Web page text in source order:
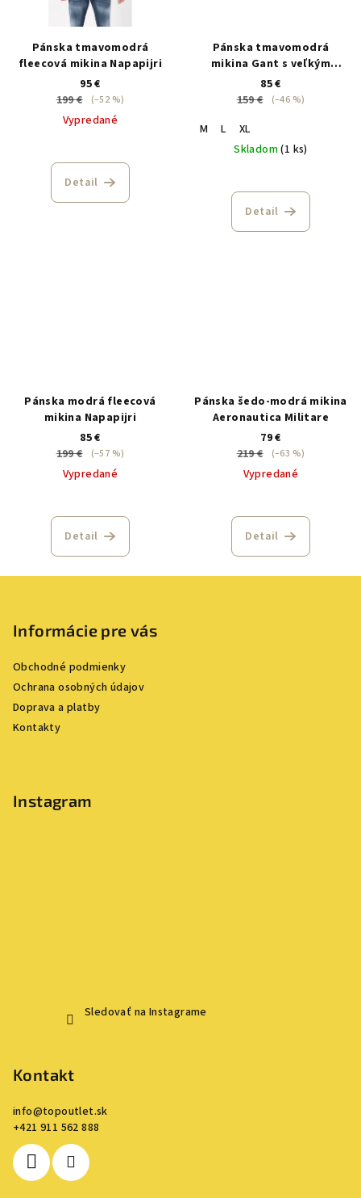
Pánska tmavomodrá
fleecová mikina Napapijri
95 €
199 €
(–52 %)
Vypredané
Detail
Pánska tmavomodrá
mikina Gant s veľkým
nápisom
85 €
159 €
(–46 %)
M L
XL
Skladom(1 ks)
Detail
Pánska modrá fleecová
mikina Napapijri
85 €
199 €
(–57 %)
Vypredané
Detail
Pánska šedo-modrá mikina
Aeronautica Militare
79 €
219 €
(–63 %)
Vypredané
Detail
Informácie pre vás
Obchodné podmienky
Ochrana osobných údajov
Doprava a platby
Kontakty
Instagram
Sledovať na Instagrame
Kontakt
info@topoutlet.sk
+421 911 562 888